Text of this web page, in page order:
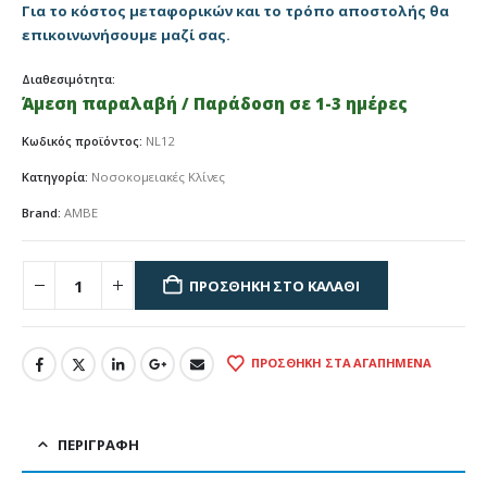
Για το κόστος μεταφορικών και το τρόπο αποστολής θα
επικοινωνήσουμε μαζί σας.
Διαθεσιμότητα:
Άμεση παραλαβή / Παράδοση σε 1-3 ημέρες
Κωδικός προϊόντος: NL12
Κατηγορία: Νοσοκομειακές Κλίνες
Brand: AMBE
ΠΡΟΣΘΉΚΗ ΣΤΟ ΚΑΛΆΘΙ
ΠΡΟΣΘΉΚΗ ΣΤΑ ΑΓΑΠΗΜΈΝΑ
ΠΕΡΙΓΡΑΦΉ